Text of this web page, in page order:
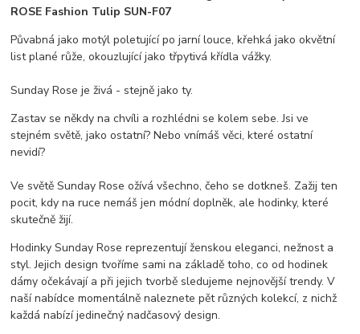
ROSE Fashion Tulip SUN-F07
Půvabná jako motýl poletující po jarní louce, křehká jako okvětní
list plané růže, okouzlující jako třpytivá křídla vážky.
Sunday Rose je živá - stejně jako ty.
Zastav se někdy na chvíli a rozhlédni se kolem sebe. Jsi ve
stejném světě, jako ostatní? Nebo vnímáš věci, které ostatní
nevidí?
Ve světě Sunday Rose ožívá všechno, čeho se dotkneš. Zažij ten
pocit, kdy na ruce nemáš jen módní doplněk, ale hodinky, které
skutečně žijí.
Hodinky Sunday Rose reprezentují ženskou eleganci, nežnost a
styl. Jejich design tvoříme sami na základě toho, co od hodinek
dámy očekávají a při jejich tvorbě sledujeme nejnovější trendy. V
naší nabídce momentálně naleznete pět různých kolekcí, z nichž
každá nabízí jedinečný nadčasový design.